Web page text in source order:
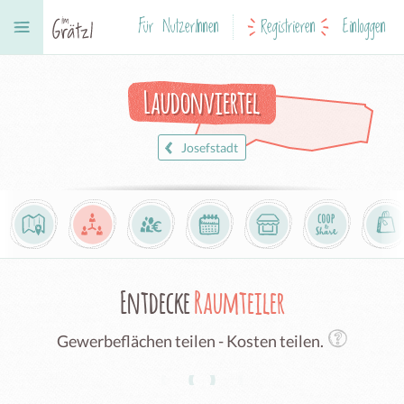
Für NutzerInnen Registrieren Einloggen
Laudonviertel
Josefstadt
EntdeckeRaumteiler
Gewerbeflächen teilen - Kosten teilen.